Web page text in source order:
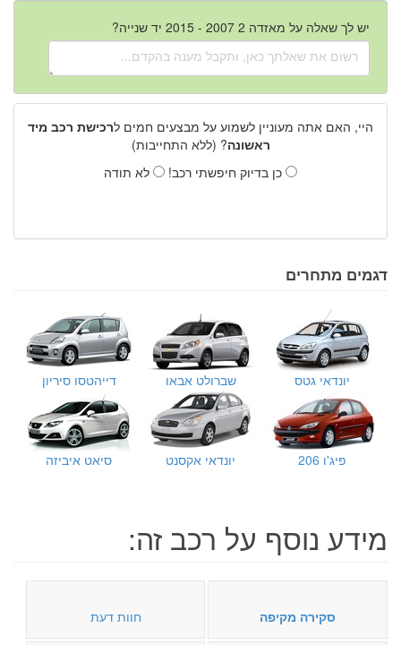
יש לך שאלה על מאזדה 2 2007 - 2015 יד שנייה?
היי, האם אתה מעוניין לשמוע על מבצעים חמים לרכישת רכב מיד
ראשונה? (ללא התחייבות)
כן בדיוק חיפשתי רכב!
לא תודה
דגמים מתחרים
יונדאי גטס שברולט אבאו דייהטסו סיריון
פיג'ו 206 יונדאי אקסנט סיאט איביזה
מידע נוסף על רכב זה:
סקירה מקיפה חוות דעת